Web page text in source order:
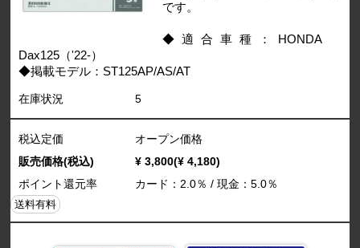
です。
◆適合車種：HONDA
Dax125（'22-）
◆掲載モデル：ST125AP/AS/AT
在庫状況 5
税込定価
オープン価格
販売価格(税込)
¥ 3,800(¥ 4,180)
ポイント還元率
カード：2.0％ / 現金：5.0％
送料有料